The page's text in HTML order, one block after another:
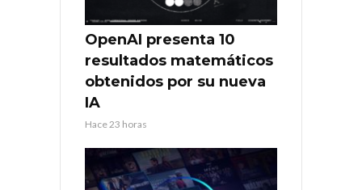
OpenAI presenta 10
resultados matemáticos
obtenidos por su nueva
IA
Hace 23 horas